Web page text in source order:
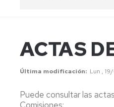
DEL
DEPARTAMENTO
NORMATIVA
ACTAS
ACTAS
ACTAS
Última modificación Lun ,
Puede consultar las